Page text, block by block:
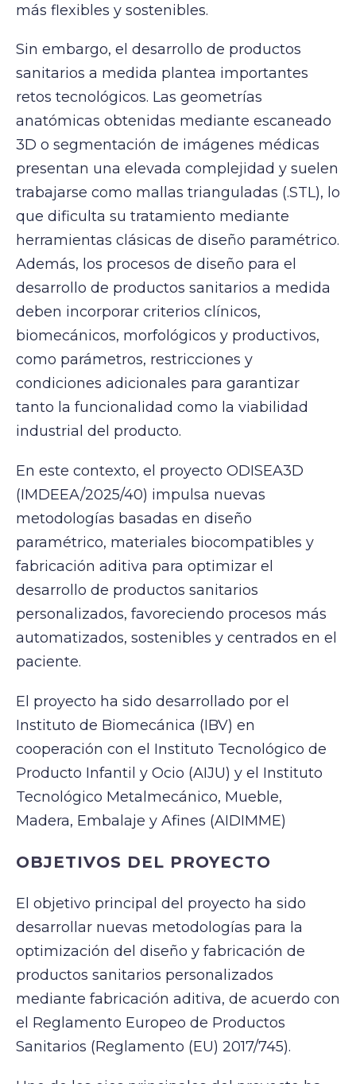
más flexibles y sostenibles.
Sin embargo, el desarrollo de productos
sanitarios a medida plantea importantes
retos tecnológicos. Las geometrías
anatómicas obtenidas mediante escaneado
3D o segmentación de imágenes médicas
presentan una elevada complejidad y suelen
trabajarse como mallas trianguladas (.STL), lo
que dificulta su tratamiento mediante
herramientas clásicas de diseño paramétrico.
Además, los procesos de diseño para el
desarrollo de productos sanitarios a medida
deben incorporar criterios clínicos,
biomecánicos, morfológicos y productivos,
como parámetros, restricciones y
condiciones adicionales para garantizar
tanto la funcionalidad como la viabilidad
industrial del producto.
En este contexto, el proyecto ODISEA3D
(IMDEEA/2025/40) impulsa nuevas
metodologías basadas en diseño
paramétrico, materiales biocompatibles y
fabricación aditiva para optimizar el
desarrollo de productos sanitarios
personalizados, favoreciendo procesos más
automatizados, sostenibles y centrados en el
paciente.
El proyecto ha sido desarrollado por el
Instituto de Biomecánica (IBV) en
cooperación con el Instituto Tecnológico de
Producto Infantil y Ocio (AIJU) y el Instituto
Tecnológico Metalmecánico, Mueble,
Madera, Embalaje y Afines (AIDIMME)
OBJETIVOS DEL PROYECTO
El objetivo principal del proyecto ha sido
desarrollar nuevas metodologías para la
optimización del diseño y fabricación de
productos sanitarios personalizados
mediante fabricación aditiva, de acuerdo con
el Reglamento Europeo de Productos
Sanitarios (Reglamento (EU) 2017/745).